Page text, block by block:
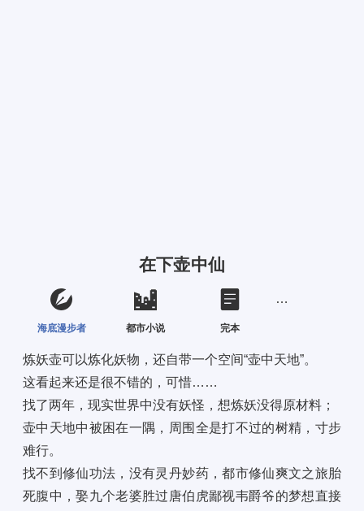
在下壶中仙
海底漫步者 都市小说 完本
炼妖壶可以炼化妖物，还自带一个空间“壶中天地”。
这看起来还是很不错的，可惜……
找了两年，现实世界中没有妖怪，想炼妖没得原材料；
壶中天地中被困在一隅，周围全是打不过的树精，寸步
难行。
找不到修仙功法，没有灵丹妙药，都市修仙爽文之旅胎
死腹中，娶九个老婆胜过唐伯虎鄙视韦爵爷的梦想直接